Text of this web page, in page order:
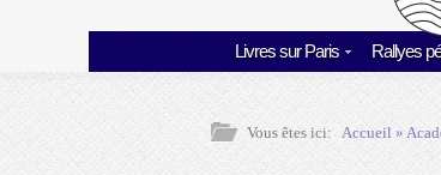
Livres sur Paris Rallyes
Vous êtes ici: Accueil»